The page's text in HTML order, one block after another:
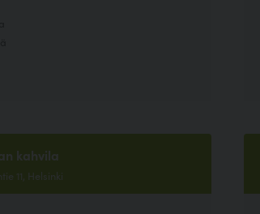
kahvila
11, Helsinki